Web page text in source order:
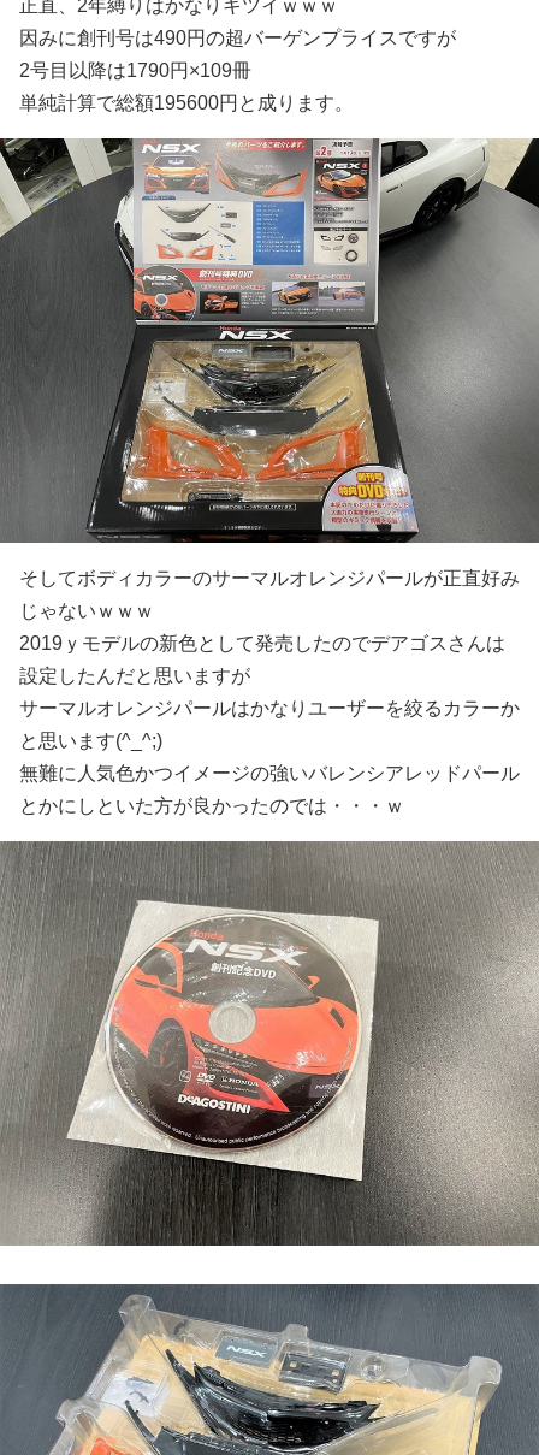
正直、2年縛りはかなりキツイｗｗｗ
因みに創刊号は490円の超バーゲンプライスですが
2号目以降は1790円×109冊
単純計算で総額195600円と成ります。
そしてボディカラーのサーマルオレンジパールが正直好み
じゃないｗｗｗ
2019ｙモデルの新色として発売したのでデアゴスさんは
設定したんだと思いますが
サーマルオレンジパールはかなりユーザーを絞るカラーか
と思います(^_^;)
無難に人気色かつイメージの強いバレンシアレッドパール
とかにしといた方が良かったのでは・・・ｗ